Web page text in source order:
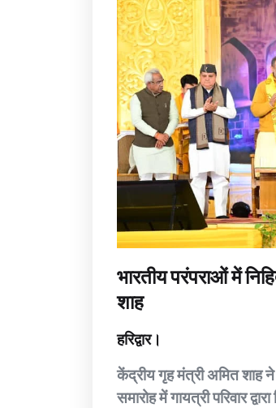
भारतीय परंपराओं में
शाह
हरिद्वार।
केंद्रीय गृह मंत्री अमित शाह ने
समारोह में गायत्री परिवार